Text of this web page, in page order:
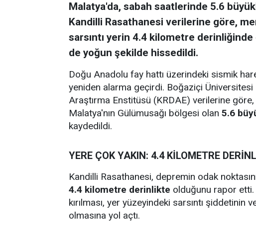
Malatya'da, sabah saatlerinde 5.6
Kandilli Rasathanesi verilerine göre,
sarsıntı yerin 4.4 kilometre
de yoğun şekilde hissedildi.
Doğu Anadolu fay hattı üzerindeki sismik
yeniden alarma geçirdi. Boğaziçi
Araştırma Enstitüsü (KRDAE) verilerine
Malatya'nın Gülümusağı bölgesi olan 5.6
kaydedildi.
YERE ÇOK YAKIN: 4.4 KİLOMETRE
Kandilli Rasathanesi, depremin odak
4.4 kilometre derinlikte olduğunu rapor
kırılması, yer yüzeyindeki sarsıntı şiddetinin
olmasına yol açtı.